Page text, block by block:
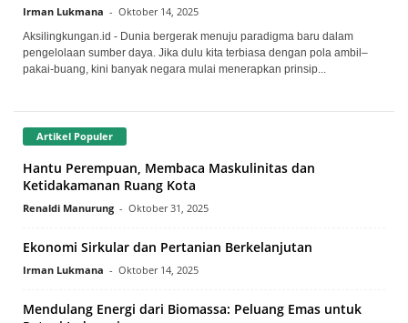
Irman Lukmana - Oktober 14, 2025
Aksilingkungan.id - Dunia bergerak menuju paradigma baru dalam
pengelolaan sumber daya. Jika dulu kita terbiasa dengan pola ambil–
pakai-buang, kini banyak negara mulai menerapkan prinsip...
Artikel Populer
Hantu Perempuan, Membaca Maskulinitas dan
Ketidakamanan Ruang Kota
Renaldi Manurung - Oktober 31, 2025
Ekonomi Sirkular dan Pertanian Berkelanjutan
Irman Lukmana - Oktober 14, 2025
Mendulang Energi dari Biomassa: Peluang Emas untuk